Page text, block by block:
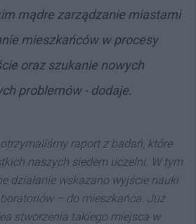
mądre zarządzanie miastami
mieszkańców w procesy
oraz szukanie nowych
problemów - dodaje.
raport z badań, które
naszych siedem uczelni. W tym
działanie wskazano wyjście nauki
– do mieszkańca. Już
stworzenia takiego miejsca w